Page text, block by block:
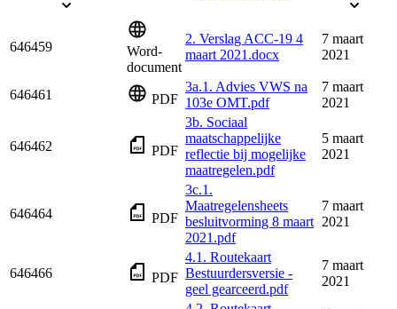
646459
Word-
document
2. Verslag ACC-19 4
maart 2021.docx
7 maart
2021
646461 PDF
3a.1. Advies VWS na
103e OMT.pdf
7 maart
2021
646462 PDF
3b. Sociaal
maatschappelijke
reflectie bij mogelijke
maatregelen.pdf
5 maart
2021
646464 PDF
3c.1.
Maatregelensheets
besluitvorming 8 maart
2021.pdf
7 maart
2021
646466 PDF
4.1. Routekaart
Bestuurdersversie -
geel gearceerd.pdf
7 maart
2021